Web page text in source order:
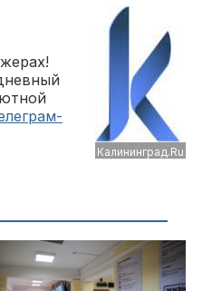
Калининград.Ru